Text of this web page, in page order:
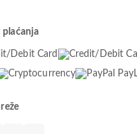
plaćanja